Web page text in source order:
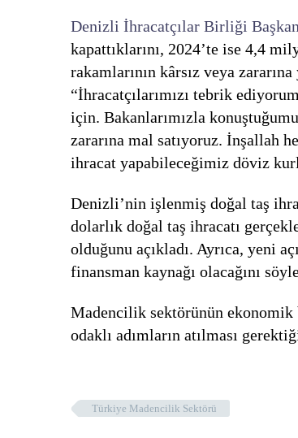
Denizli İhracatçılar Birliği
kapattıklarını, 2024’te ise 4,4
rakamlarının kârsız veya
“İhracatçılarımızı tebrik
için. Bakanlarımızla
zararına mal satıyoruz. İnşallah
ihracat yapabileceğimiz döviz
Denizli’nin işlenmiş doğal taş
dolarlık doğal taş ihracatı
olduğunu açıkladı. Ayrıca, yeni
finansman kaynağı olacağını
Madencilik sektörünün ekonomik
odaklı adımların atılması
Türkiye Madencilik Sektörü